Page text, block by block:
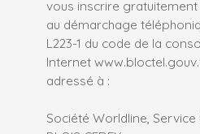
vous inscrire
au démarchage
L223-1 du code de la
Internet
adressé à :
Société Worldline, Service